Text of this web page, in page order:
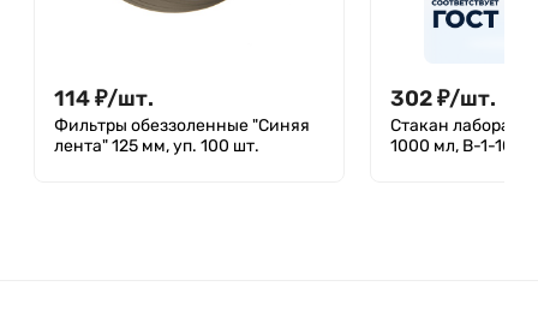
114₽/шт.
Фильтры обеззоленные "Синяя
лента" 125 мм, уп. 100 шт.
302₽/шт.
Стакан
1000 мл, В-1-1000